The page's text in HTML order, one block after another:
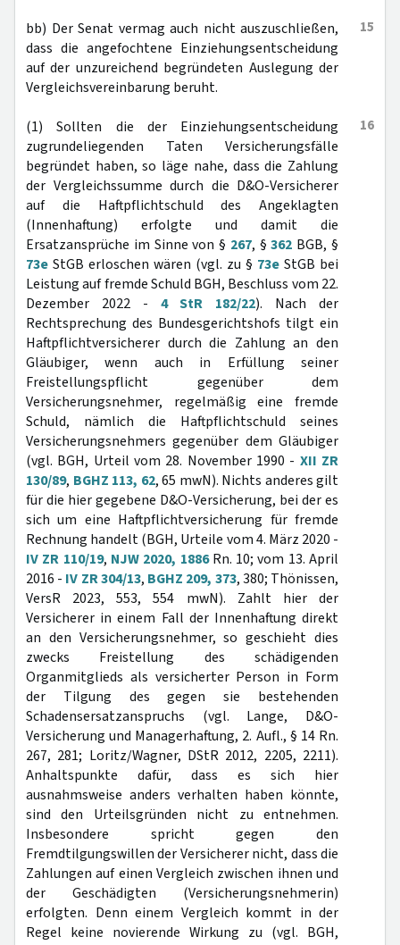
15
bb) Der Senat vermag auch nicht auszuschließen,
dass die angefochtene Einziehungsentscheidung
auf der unzureichend begründeten Auslegung der
Vergleichsvereinbarung beruht.
16
(1) Sollten die der Einziehungsentscheidung
zugrundeliegenden Taten Versicherungsfälle
begründet haben, so läge nahe, dass die Zahlung
der Vergleichssumme durch die D&O-Versicherer
auf die Haftpflichtschuld des Angeklagten
(Innenhaftung) erfolgte und damit die
Ersatzansprüche im Sinne von § 267, §362 BGB, §
73e StGB erloschen wären (vgl. zu § 73e StGB bei
Leistung auf fremde Schuld BGH, Beschluss vom 22.
Dezember 2022 - 4 StR 182/22). Nach der
Rechtsprechung des Bundesgerichtshofs tilgt ein
Haftpflichtversicherer durch die Zahlung an den
Gläubiger, wenn auch in Erfüllung seiner
Freistellungspflicht gegenüber dem
Versicherungsnehmer, regelmäßig eine fremde
Schuld, nämlich die Haftpflichtschuld seines
Versicherungsnehmers gegenüber dem Gläubiger
(vgl. BGH, Urteil vom 28. November 1990 - XII ZR
130/89, BGHZ 113, 62, 65 mwN). Nichts anderes gilt
für die hier gegebene D&O-Versicherung, bei der es
sich um eine Haftpflichtversicherung für fremde
Rechnung handelt (BGH, Urteile vom 4. März 2020 -
IV ZR 110/19, NJW 2020, 1886Rn. 10; vom 13. April
2016 - IV ZR 304/13, BGHZ 209, 373, 380; Thönissen,
VersR 2023, 553, 554 mwN). Zahlt hier der
Versicherer in einem Fall der Innenhaftung direkt
an den Versicherungsnehmer, so geschieht dies
zwecks Freistellung des schädigenden
Organmitglieds als versicherter Person in Form
der Tilgung des gegen sie bestehenden
Schadensersatzanspruchs (vgl. Lange, D&O-
Versicherung und Managerhaftung, 2. Aufl., § 14 Rn.
267, 281; Loritz/Wagner, DStR 2012, 2205, 2211).
Anhaltspunkte dafür, dass es sich hier
ausnahmsweise anders verhalten haben könnte,
sind den Urteilsgründen nicht zu entnehmen.
Insbesondere spricht gegen den
Fremdtilgungswillen der Versicherer nicht, dass die
Zahlungen auf einen Vergleich zwischen ihnen und
der Geschädigten (Versicherungsnehmerin)
erfolgten. Denn einem Vergleich kommt in der
Regel keine novierende Wirkung zu (vgl. BGH,